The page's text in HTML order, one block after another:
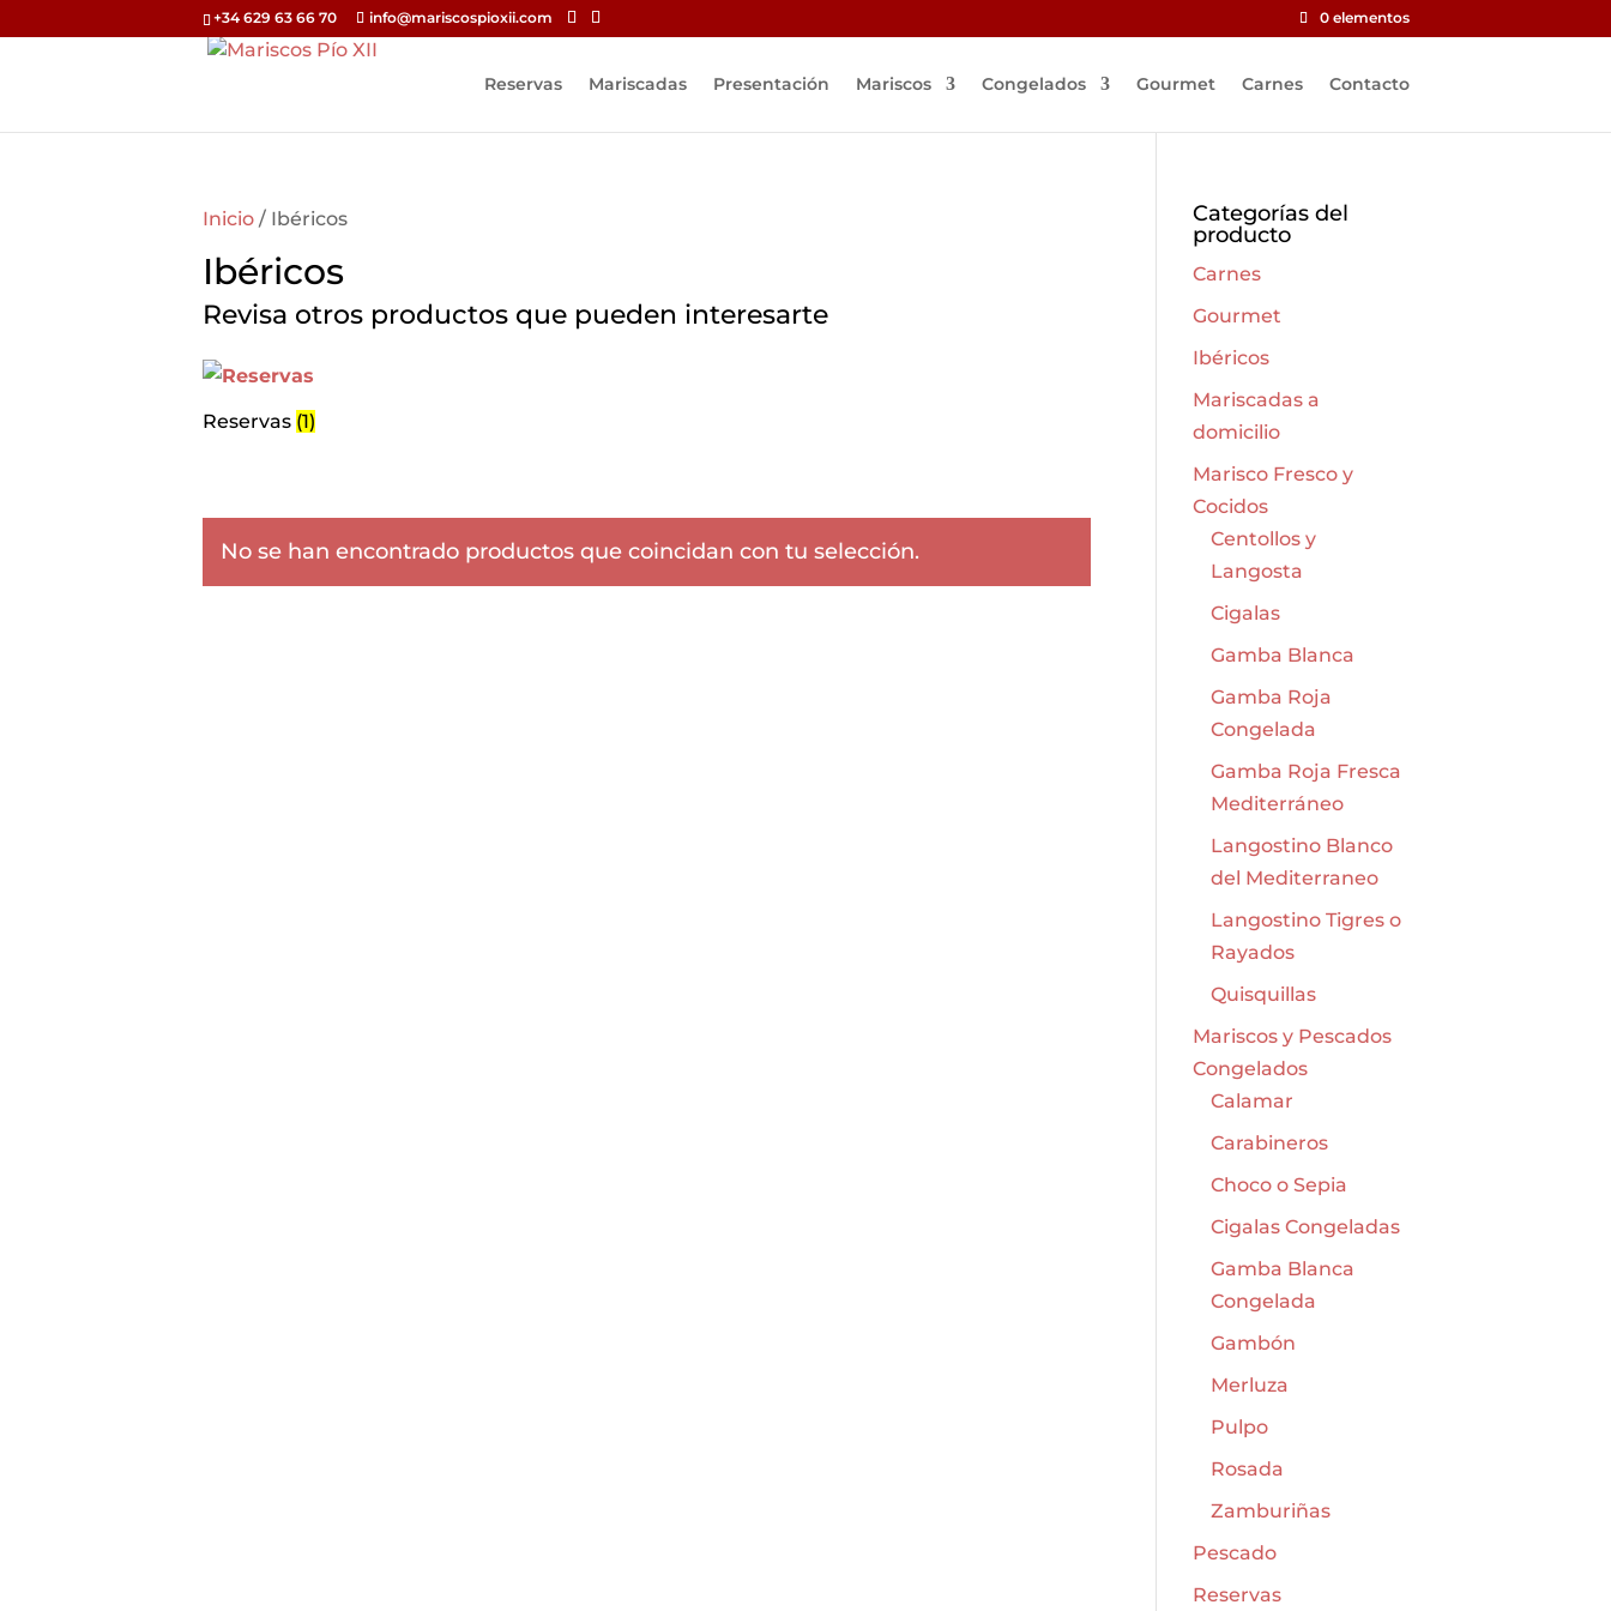
+34 629 63 66 70 info@mariscospioxii.com 0 elementos
Reservas Mariscadas Presentación Mariscos Congelados Gourmet Carnes Contacto
Inicio/ Ibéricos
Ibéricos
Revisa otros productos que pueden interesarte
Reservas (1)
No se han encontrado productos que coincidan con tu selección.
Categorías del
producto
Carnes
Gourmet
Ibéricos
Mariscadas a
domicilio
Marisco Fresco y
Cocidos
Centollos y
Langosta
Cigalas
Gamba Blanca
Gamba Roja
Congelada
Gamba Roja Fresca
Mediterráneo
Langostino Blanco
del Mediterraneo
Langostino Tigres o
Rayados
Quisquillas
Mariscos y Pescados
Congelados
Calamar
Carabineros
Choco o Sepia
Cigalas Congeladas
Gamba Blanca
Congelada
Gambón
Merluza
Pulpo
Rosada
Zamburiñas
Pescado
Reservas